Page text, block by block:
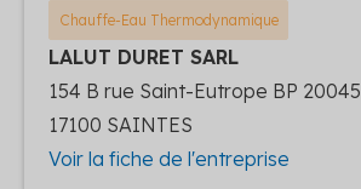
Chauffe-Eau Thermodynamique
LALUT DURET SARL
154 B rue Saint-Eutrope BP 20045
17100 SAINTES
Voir la fiche de l'entreprise